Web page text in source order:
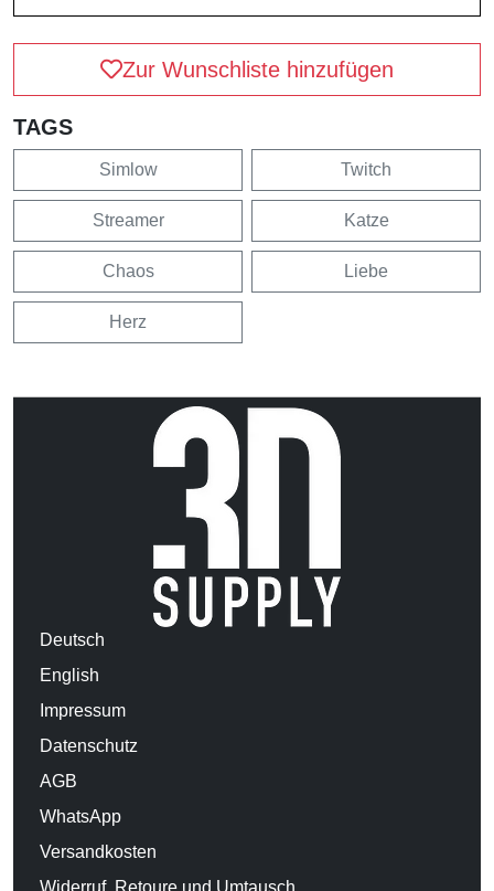
Zur Wunschliste hinzufügen
TAGS
Simlow Twitch
Streamer Katze
Chaos Liebe
Herz
Deutsch
English
Impressum
Datenschutz
AGB
WhatsApp
Versandkosten
Widerruf, Retoure und Umtausch